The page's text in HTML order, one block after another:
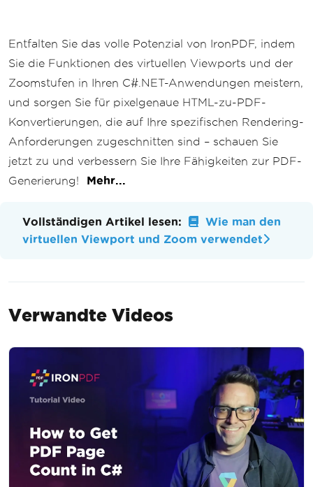
Entfalten Sie das volle Potenzial von IronPDF, indem
Sie die Funktionen des virtuellen Viewports und der
Zoomstufen in Ihren C#.NET-Anwendungen meistern,
und sorgen Sie für pixelgenaue HTML-zu-PDF-
Konvertierungen, die auf Ihre spezifischen Rendering-
Anforderungen zugeschnitten sind – schauen Sie
jetzt zu und verbessern Sie Ihre Fähigkeiten zur PDF-
Generierung!
Mehr...
Vollständigen Artikel lesen:
Wie man den
virtuellen Viewport und Zoom verwendet
Verwandte Videos